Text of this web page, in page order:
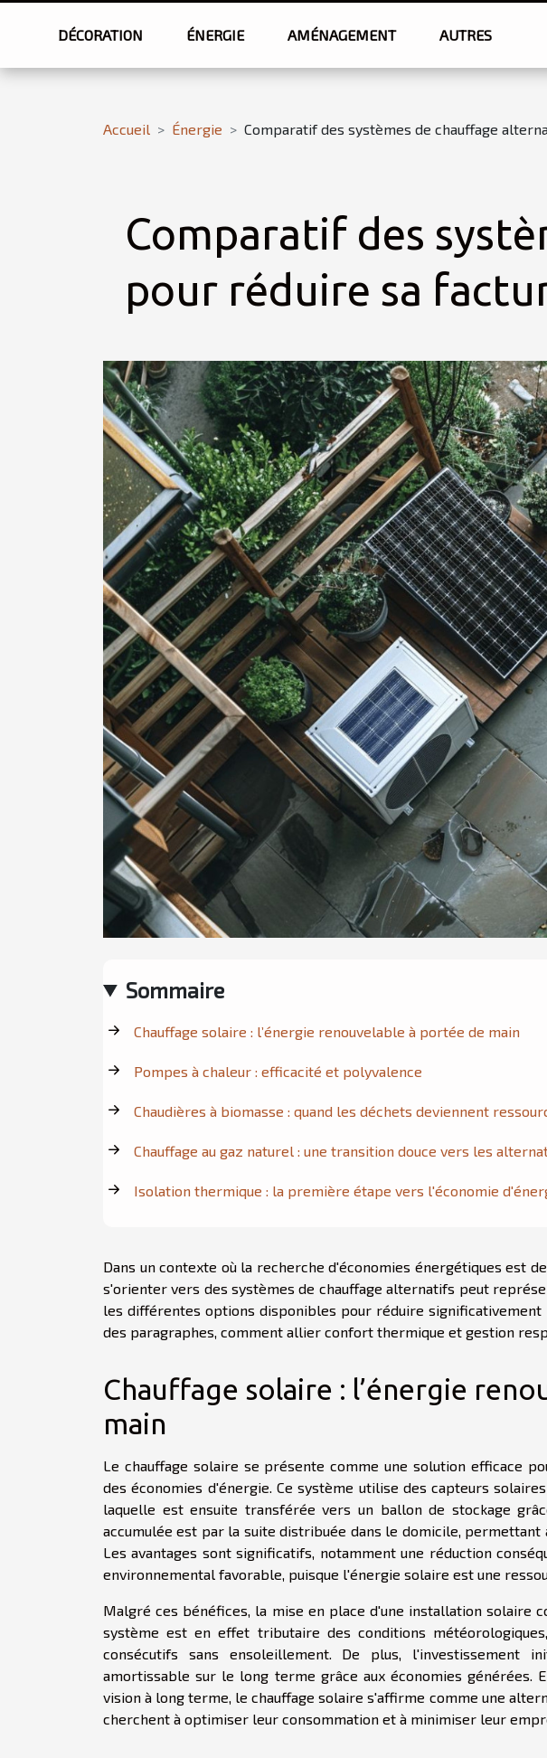
DÉCORATION ÉNERGIE AMÉNAGEMENT AUTRES
Accueil Énergie Comparatif des systèmes de chauffage
Comparatif des
pour réduire sa
Sommaire
Chauffage solaire : l’énergie renouvelable à portée de main
Pompes à chaleur : efficacité et polyvalence
Chaudières à biomasse : quand les déchets deviennent
Chauffage au gaz naturel : une transition douce vers les
Isolation thermique : la première étape vers l'économie
Dans un contexte où la recherche d'économies énergétiques est
s'orienter vers des systèmes de chauffage alternatifs peut
les différentes options disponibles pour réduire significativement
des paragraphes, comment allier confort thermique et gestion
Chauffage solaire : l’énergie
main
Le chauffage solaire se présente comme une solution efficace
des économies d'énergie. Ce système utilise des capteurs
laquelle est ensuite transférée vers un ballon de stockage
accumulée est par la suite distribuée dans le domicile,
Les avantages sont significatifs, notamment une réduction
environnemental favorable, puisque l'énergie solaire est une
Malgré ces bénéfices, la mise en place d'une installation solaire
système est en effet tributaire des conditions
consécutifs sans ensoleillement. De plus, l'investissement
amortissable sur le long terme grâce aux économies générées.
vision à long terme, le chauffage solaire s'affirme comme une
cherchent à optimiser leur consommation et à minimiser leur